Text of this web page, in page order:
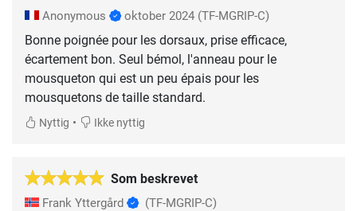
Anonymous oktober 2024 (TF-MGRIP-C)
Bonne poignée pour les dorsaux, prise efficace,
écartement bon. Seul bémol, l'anneau pour le
mousqueton qui est un peu épais pour les
mousquetons de taille standard.
Nyttig • Ikke nyttig
Som beskrevet
Frank Yttergård (TF-MGRIP-C)